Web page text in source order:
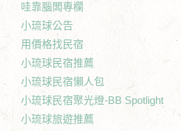
哇靠腦闆專欄
小琉球公告
用價格找民宿
小琉球民宿推薦
小琉球民宿懶人包
小琉球民宿聚光燈-BB Spotlight
小琉球旅遊推薦